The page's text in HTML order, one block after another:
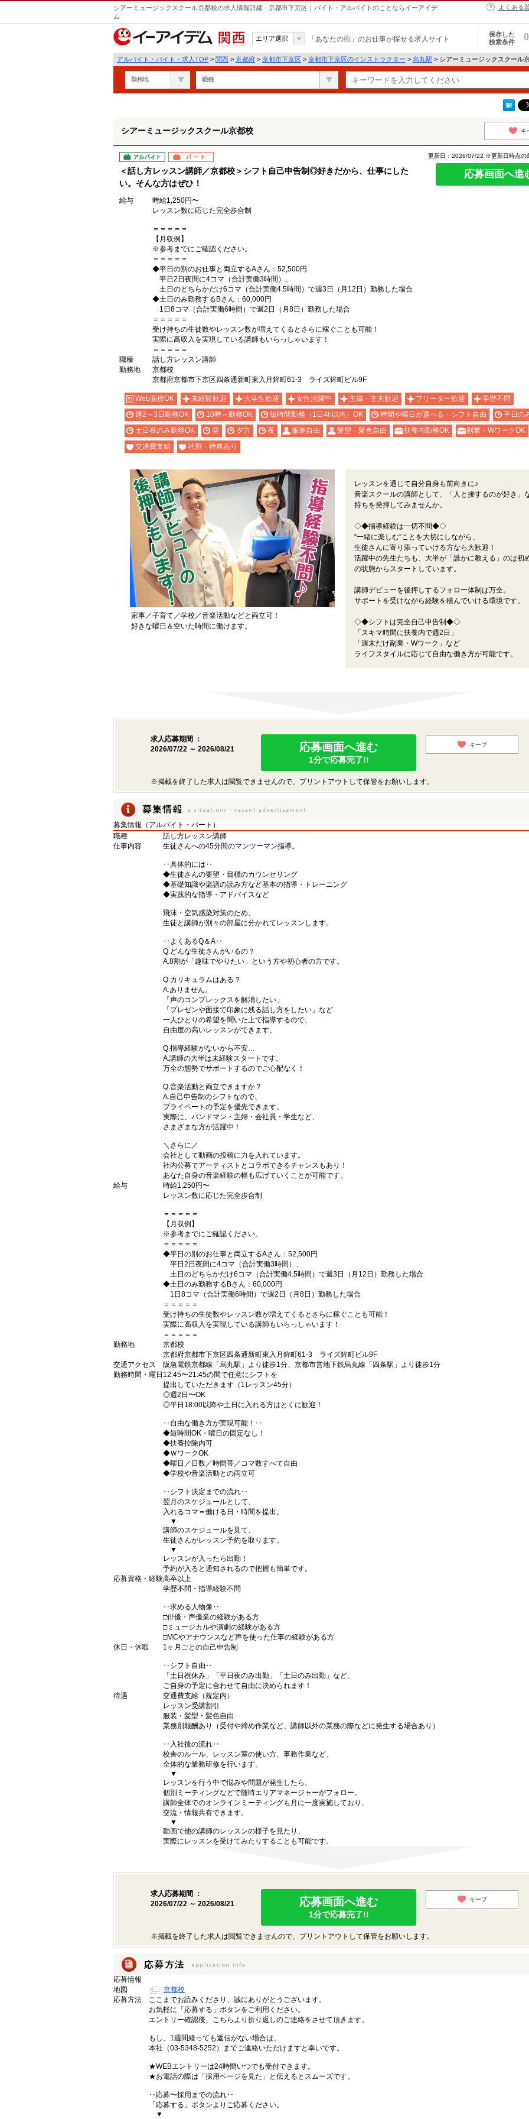
シアーミュージックスクール京都校の求人情報詳細 - 京都市下京区｜バイト・アルバイトのことならイーアイデ
ム
よくある
関西
エリア選択 「あなたの街」のお仕事が探せる求人サイト
保存した
検索条件
0
アルバイト・バイト・求人TOP > 関西 > 京都府 > 京都市下京区 > 京都市下京区のインストラクター > 烏丸駅 > シアーミュージックスクール
勤務地 職種
シアーミュージックスクール京都校 キ
アルバイト パート
＜話し方レッスン講師／京都校＞シフト自己申告制◎好きだから、仕事にした
い。そんな方はぜひ！
更新日：2026/07/22 ※更新日時点の
応募画面へ進
給与
時給1,250円〜
レッスン数に応じた完全歩合制
＝＝＝＝＝
【月収例】
※参考までにご確認ください。
＝＝＝＝＝
◆平日の別のお仕事と両立するAさん：52,500円
平日2日夜間に4コマ（合計実働3時間）、
土日のどちらかだけ6コマ（合計実働4.5時間）で週3日（月12日）勤務した場合
◆土日のみ勤務するBさん：60,000円
1日8コマ（合計実働6時間）で週2日（月8日）勤務した場合
＝＝＝＝＝
受け持ちの生徒数やレッスン数が増えてくるとさらに稼ぐことも可能！
実際に高収入を実現している講師もいらっしゃいます！
＝＝＝＝＝
職種
話し方レッスン講師
勤務地
京都校
京都府京都市下京区四条通新町東入月鉾町61-3 ライズ鉾町ビル9F
Web面接OK 未経験歓迎 大学生歓迎 女性活躍中 主婦・主夫歓迎 フリーター歓迎
学歴不問
週2～3日勤務OK
10時～勤務OK 短時間勤務（1日4h以内）OK 時間や曜日が選べる・シフト自由
平日の
土日祝のみ勤務OK
昼 夕方 夜 服装自由 髪型・髪色自由 扶養内勤務OK
副業・WワークOK
交通費支給
社割・特典あり
家事／子育て／学校／音楽活動などと両立可！
好きな曜日＆空いた時間に働けます。
レッスンを通じて自分自身も前向きに♪
音楽スクールの講師として、「人と接するのが好き」
持ちを発揮してみませんか。
◇◆指導経験は一切不問◆◇
“一緒に楽しむ”ことを大切にしながら、
生徒さんに寄り添っていける方なら大歓迎！
活躍中の先生たちも、大半が「誰かに教える」のは初
の状態からスタートしています。
講師デビューを後押しするフォロー体制は万全。
サポートを受けながら経験を積んでいける環境です。
◇◆シフトは完全自己申告制◆◇
「スキマ時間に扶養内で週2日」
「週末だけ副業・Wワーク」など
ライフスタイルに応じて自由な働き方が可能です。
求人応募期間 ：
2026/07/22 ～ 2026/08/21
応募画面へ進む
1分で応募完了!!
キープ
※掲載を終了した求人は閲覧できませんので、プリントアウトして保管をお願いします。
募集情報（アルバイト・パート）
職種
話し方レッスン講師
仕事内容
生徒さんへの45分間のマンツーマン指導。
‥具体的には‥
◆生徒さんの要望・目標のカウンセリング
◆基礎知識や楽譜の読み方など基本の指導・トレーニング
◆実践的な指導・アドバイスなど
飛沫・空気感染対策のため、
生徒と講師が別々の部屋に分かれてレッスンします。
‥よくあるQ＆A‥
Q.どんな生徒さんがいるの？
A.8割が「趣味でやりたい」という方や初心者の方です。
Q.カリキュラムはある？
A.ありません。
「声のコンプレックスを解消したい」
「プレゼンや面接で印象に残る話し方をしたい」など
一人ひとりの希望を聞いた上で指導するので、
自由度の高いレッスンができます。
Q.指導経験がないから不安…
A.講師の大半は未経験スタートです。
万全の態勢でサポートするのでご心配なく！
Q.音楽活動と両立できますか？
A.自己申告制のシフトなので、
プライベートの予定を優先できます。
実際に、バンドマン・主婦・会社員・学生など、
さまざまな方が活躍中！
＼さらに／
会社として動画の投稿に力を入れています。
社内公募でアーティストとコラボできるチャンスもあり！
あなた自身の音楽経験の幅も広げていくことが可能です。
給与
時給1,250円〜
レッスン数に応じた完全歩合制
＝＝＝＝＝
【月収例】
※参考までにご確認ください。
＝＝＝＝＝
◆平日の別のお仕事と両立するAさん：52,500円
平日2日夜間に4コマ（合計実働3時間）、
土日のどちらかだけ6コマ（合計実働4.5時間）で週3日（月12日）勤務した場合
◆土日のみ勤務するBさん：60,000円
1日8コマ（合計実働6時間）で週2日（月8日）勤務した場合
＝＝＝＝＝
受け持ちの生徒数やレッスン数が増えてくるとさらに稼ぐことも可能！
実際に高収入を実現している講師もいらっしゃいます！
＝＝＝＝＝
勤務地
京都校
京都府京都市下京区四条通新町東入月鉾町61-3 ライズ鉾町ビル9F
交通アクセス
阪急電鉄京都線「烏丸駅」より徒歩1分、京都市営地下鉄烏丸線「四条駅」より徒歩1分
勤務時間・曜日 12:45〜21:45の間で任意にシフトを
提出していただきます（1レッスン45分）
◎週2日〜OK
◎平日18:00以降や土日に入れる方はとくに歓迎！
‥自由な働き方が実現可能！‥
◆短時間OK・曜日の固定なし！
◆扶養控除内可
◆ＷワークOK
◆曜日／日数／時間帯／コマ数すべて自由
◆学校や音楽活動との両立可
‥シフト決定までの流れ‥
翌月のスケジュールとして、
入れるコマ＝働ける日・時間を提出。
▼
講師のスケジュールを見て、
生徒さんがレッスン予約を取ります。
▼
レッスンが入ったら出勤！
予約が入ると通知されるので把握も簡単です。
応募資格・経験高卒以上
学歴不問・指導経験不問
‥求める人物像‥
□俳優・声優業の経験がある方
□ミュージカルや演劇の経験がある方
□MCやアナウンスなど声を使った仕事の経験がある方
休日・休暇
1ヶ月ごとの自己申告制
‥シフト自由‥
「土日祝休み」「平日夜のみ出勤」「土日のみ出勤」など、
ご自身の予定に合わせて自由に決められます！
待遇
交通費支給（規定内）
レッスン受講割引
服装・髪型・髪色自由
業務別報酬あり（受付や締め作業など、講師以外の業務の際などに発生する場合あり）
‥入社後の流れ‥
校舎のルール、レッスン室の使い方、事務作業など、
全体的な業務研修を行います。
▼
レッスンを行う中で悩みや問題が発生したら、
個別ミーティングなどで随時エリアマネージャーがフォロー。
講師全体でのオンラインミーティングも月に一度実施しており、
交流・情報共有できます。
▼
動画で他の講師のレッスンの様子を見たり、
実際にレッスンを受けてみたりすることも可能です。
求人応募期間 ：
2026/07/22 ～ 2026/08/21
応募画面へ進む
1分で応募完了!!
キープ
※掲載を終了した求人は閲覧できませんので、プリントアウトして保管をお願いします。
応募情報
地図
京都校
応募方法
ここまでお読みくださり、誠にありがとうございます。
お気軽に「応募する」ボタンをご利用ください。
エントリー確認後、こちらより折り返しのご連絡をさせて頂きます。
もし、1週間経っても返信がない場合は、
本社（03-5348-5252）までご連絡いただけますと幸いです。
★WEBエントリーは24時間いつでも受付できます。
★お電話の際は「採用ページを見た」と伝えるとスムーズです。
‥応募〜採用までの流れ‥
「応募する」ボタンよりご応募ください。
▼